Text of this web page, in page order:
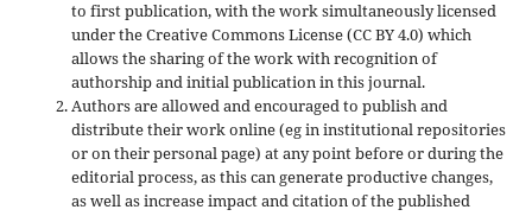
to first publication, with the work simultaneously licensed
under the Creative Commons License (CC BY 4.0) which
allows the sharing of the work with recognition of
authorship and initial publication in this journal.
Authors are allowed and encouraged to publish and
distribute their work online (eg in institutional repositories
or on their personal page) at any point before or during the
editorial process, as this can generate productive changes,
as well as increase impact andcitation of the published